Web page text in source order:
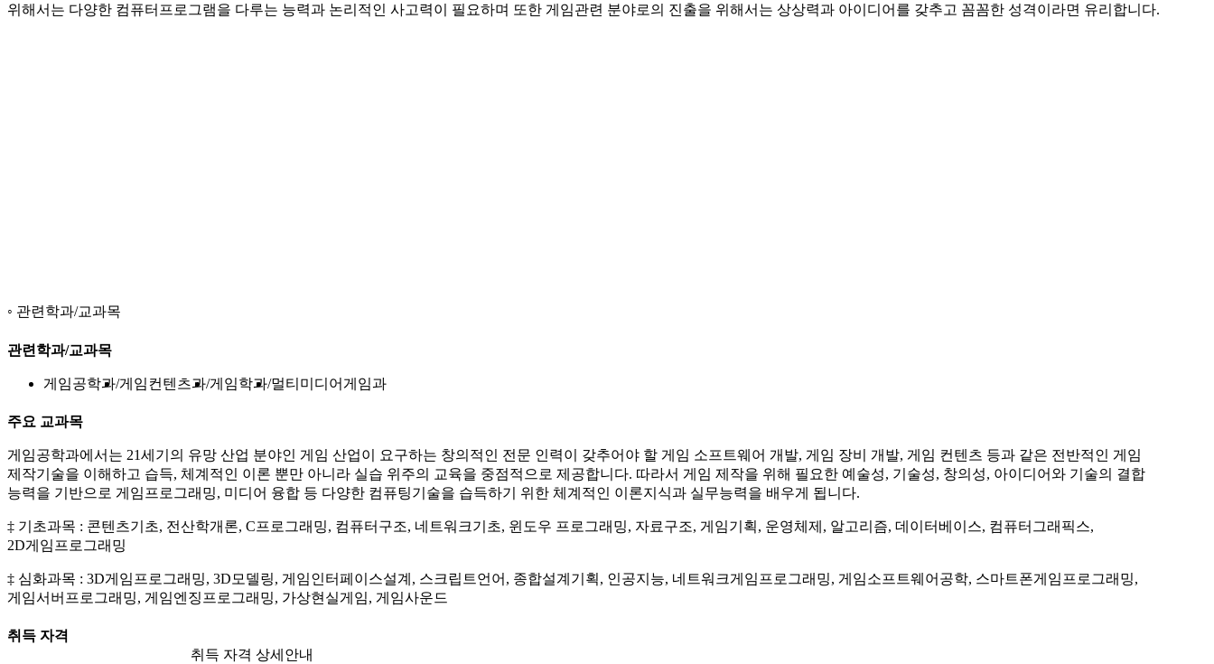
위해서는 다양한 컴퓨터프로그램을 다루는 능력과 논리적인 사고력이 필요하며 또한 게임관련 분야로의 진출을 위해서는 상상력과 아이디어를 갖추고 꼼꼼한 성격이라면 유리합니다.
관련학과/교과목
관련학과/교과목
게임공학과 게임컨텐츠과 게임학과 멀티미디어게임과
주요 교과목
게임공학과에서는 21세기의 유망 산업 분야인 게임 산업이 요구하는 창의적인 전문 인력이 갖추어야 할 게임 소프트웨어 개발, 게임 장비 개발, 게임 컨텐츠 등과 같은 전반적인 게임
제작기술을 이해하고 습득, 체계적인 이론 뿐만 아니라 실습 위주의 교육을 중점적으로 제공합니다. 따라서 게임 제작을 위해 필요한 예술성, 기술성, 창의성, 아이디어와 기술의 결합
능력을 기반으로 게임프로그래밍, 미디어 융합 등 다양한 컴퓨팅기술을 습득하기 위한 체계적인 이론지식과 실무능력을 배우게 됩니다.
‡ 기초과목 : 콘텐츠기초, 전산학개론, C프로그래밍, 컴퓨터구조, 네트워크기초, 윈도우 프로그래밍, 자료구조, 게임기획, 운영체제, 알고리즘, 데이터베이스, 컴퓨터그래픽스,
2D게임프로그래밍
‡ 심화과목 : 3D게임프로그래밍, 3D모델링, 게임인터페이스설계, 스크립트언어, 종합설계기획, 인공지능, 네트워크게임프로그래밍, 게임소프트웨어공학, 스마트폰게임프로그래밍,
게임서버프로그래밍, 게임엔징프로그래밍, 가상현실게임, 게임사운드
취득 자격
취득 자격 상세안내